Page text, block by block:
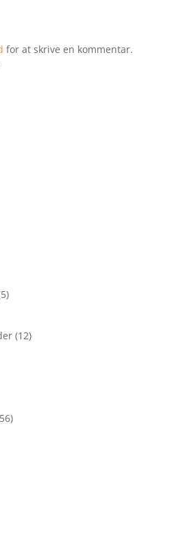
for at skrive en kommentar.
(12)